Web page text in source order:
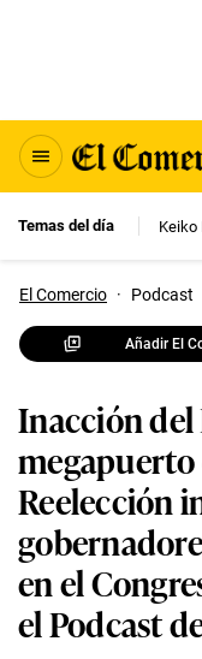
Temas del día Keiko
El Comercio · Podcast
Añadir El
Inacción del
megapuerto
Reelección
en el
el Podcast